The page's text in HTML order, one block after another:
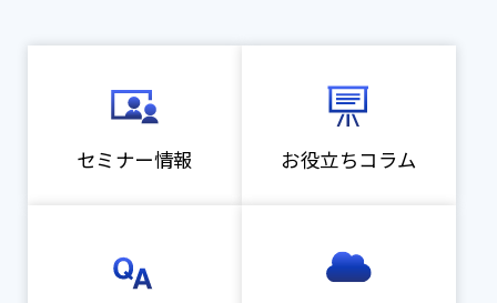
セミナー情報 お役立ちコラム